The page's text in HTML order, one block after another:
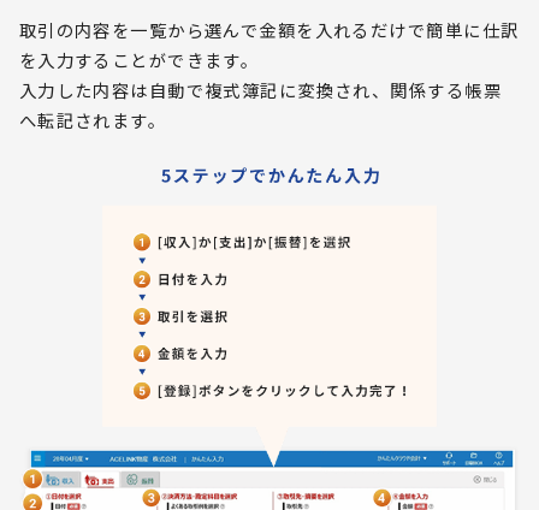
取引の内容を一覧から選んで金額を入れるだけで簡単に仕訳
を入力することができます。
入力した内容は自動で複式簿記に変換され、関係する帳票
へ転記されます。